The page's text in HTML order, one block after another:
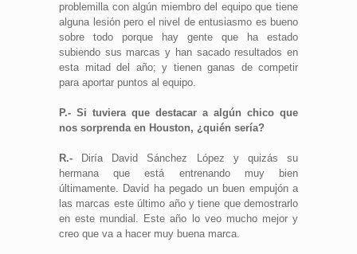
problemilla con algún miembro del equipo que tiene
alguna lesión pero el nivel de entusiasmo es bueno
sobre todo porque hay gente que ha estado
subiendo sus marcas y han sacado resultados en
esta mitad del año; y tienen ganas de competir
para aportar puntos al equipo.
P.- Si tuviera que destacar a algún chico que
nos sorprenda en Houston, ¿quién sería?
R.- Diría David Sánchez López y quizás su
hermana que está entrenando muy bien
últimamente. David ha pegado un buen empujón a
las marcas este último año y tiene que demostrarlo
en este mundial. Este año lo veo mucho mejor y
creo que va a hacer muy buena marca.